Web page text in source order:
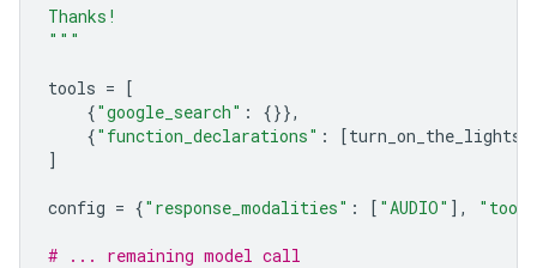
Thanks!
"""
tools = [
{"google_search" :
{}},
{"function_declarations" : [turn_on_the_lights
]
config = {"response_modalities" : [ "AUDIO" ],
# ... remaining model call